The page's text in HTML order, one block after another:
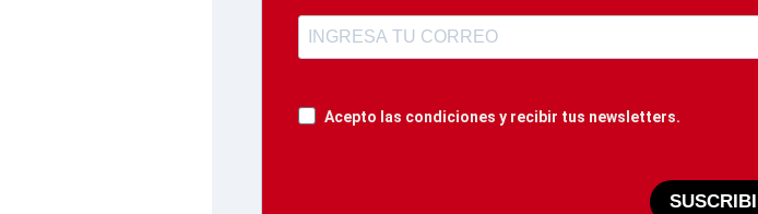
Acepto las condiciones y recibir tus newsletters.